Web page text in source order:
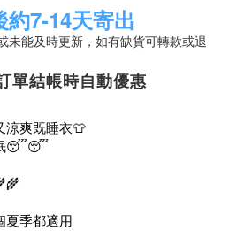
7-14天寄出
未能及時更新，如有缺貨可轉款或退
單結帳時自動優惠
涼爽既睡衣👕
眠😴😴
夏季都適用